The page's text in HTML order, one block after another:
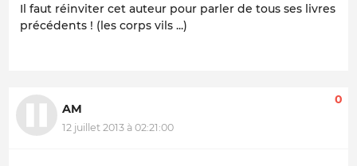
Il faut réinviter cet auteur pour parler de tous ses livres
précédents ! (les corps vils ...)
AM
12 juillet 2013 à 02:21:00
0